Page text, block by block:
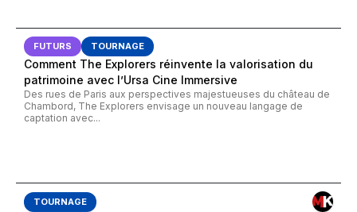
FUTURS TOURNAGE
Comment The Explorers réinvente la valorisation du
patrimoine avec l’Ursa Cine Immersive
Des rues de Paris aux perspectives majestueuses du château de
Chambord, The Explorers envisage un nouveau langage de
captation avec...
TOURNAGE